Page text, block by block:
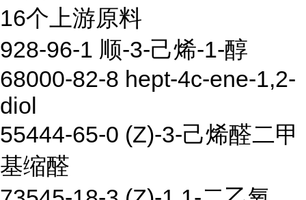
16个上游原料
928-96-1 顺-3-己烯-1-醇
68000-82-8 hept-4c-ene-1,2-
diol
55444-65-0 (Z)-3-己烯醛二甲
基缩醛